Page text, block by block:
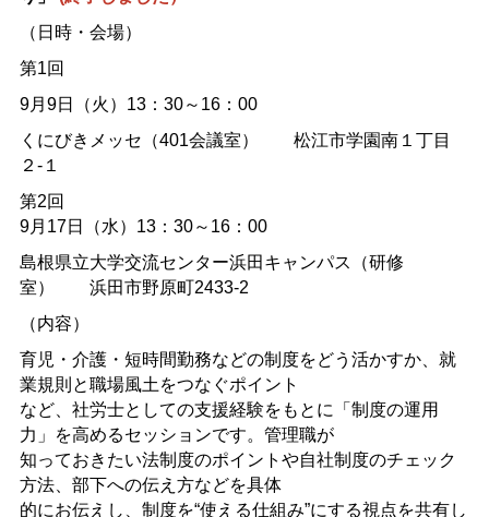
（日時・会場）
第1回
9月9日（火）13：30～16：00
くにびきメッセ（401会議室）
松江市学園南１丁目
２-１
第2回
9月17日（水）13：30～16：00
島根県立大学交流センター浜田キャンパス（研修
室）
浜田市野原町2433-2
（内容）
育児・介護・短時間勤務などの制度をどう活かすか、就
業規則と職場風土をつなぐポイント
など、社労士としての支援経験をもとに「制度の運用
力」を高めるセッションです。管理職が
知っておきたい法制度のポイントや自社制度のチェック
方法、部下への伝え方などを具体
的にお伝えし、制度を“使える仕組み”にする視点を共有し